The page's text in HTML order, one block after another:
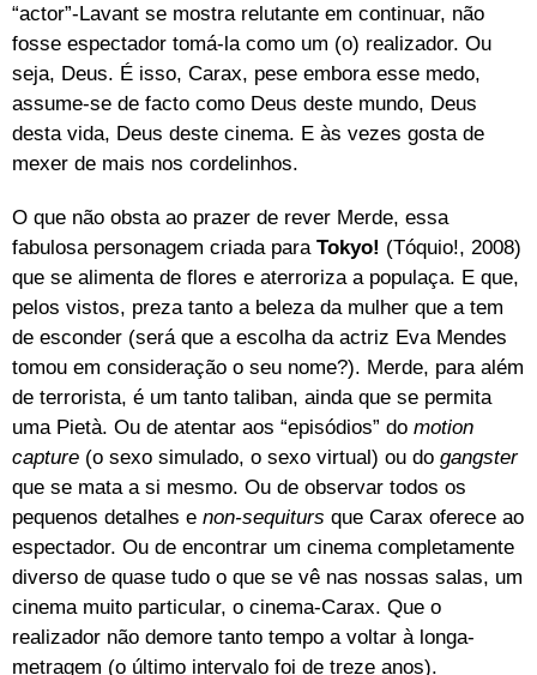
“actor”-Lavant se mostra relutante em continuar, não
fosse espectador tomá-la como um (o) realizador. Ou
seja, Deus. É isso, Carax, pese embora esse medo,
assume-se de facto como Deus deste mundo, Deus
desta vida, Deus deste cinema. E às vezes gosta de
mexer de mais nos cordelinhos.
O que não obsta ao prazer de rever Merde, essa
fabulosa personagem criada para Tokyo! (Tóquio!, 2008)
que se alimenta de flores e aterroriza a populaça. E que,
pelos vistos, preza tanto a beleza da mulher que a tem
de esconder (será que a escolha da actriz Eva Mendes
tomou em consideração o seu nome?). Merde, para além
de terrorista, é um tanto taliban, ainda que se permita
uma Pietà. Ou de atentar aos “episódios” do motion
capture (o sexo simulado, o sexo virtual) ou do gangster
que se mata a si mesmo. Ou de observar todos os
pequenos detalhes e non-sequiturs que Carax oferece ao
espectador. Ou de encontrar um cinema completamente
diverso de quase tudo o que se vê nas nossas salas, um
cinema muito particular, o cinema-Carax. Que o
realizador não demore tanto tempo a voltar à longa-
metragem (o último intervalo foi de treze anos).